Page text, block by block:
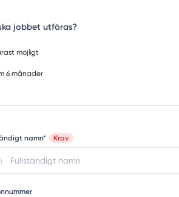
jobbet utföras?
möjligt
6 månader
namn* Krav